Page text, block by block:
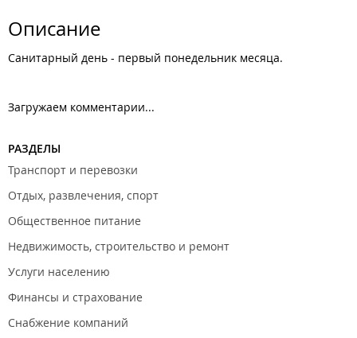
Описание
Санитарный день - первый понедельник месяца.
Загружаем комментарии...
РАЗДЕЛЫ
Транспорт и перевозки
Отдых, развлечения, спорт
Общественное питание
Недвижимость, строительство и ремонт
Услуги населению
Финансы и страхование
Снабжение компаний